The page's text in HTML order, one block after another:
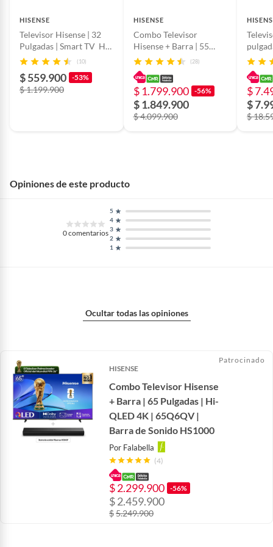
HISENSE
Televisor Hisense | 32
Pulgadas | Smart TV HD
| 32A4NV
(10)
$ 559.900 -53%
$ 1.199.900
HISENSE
Combo Televisor
Hisense + Barra | 55
Pulgadas | Hi-QLED 4K |
55Q6QV | Barra de
Sonido HS1000
(28)
$ 1.799.900 -56%
$ 1.849.900
$ 4.099.900
|
$
$
$
Opiniones de este producto
0comentarios
1
2
3
4
5
Ocultar todas las opiniones
HISENSE
Combo Televisor Hisense
+ Barra | 65 Pulgadas | Hi-
QLED 4K | 65Q6QV |
Barra de Sonido HS1000
Por Falabella
(4)
$2.299.900 -56%
$2.459.900
$5.249.900
Patrocinado